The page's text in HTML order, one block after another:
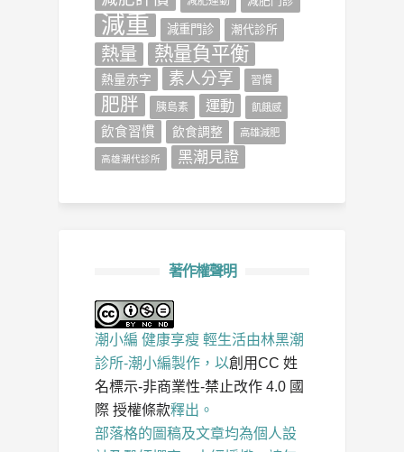
減重 減重門診 潮代診所
熱量 熱量負平衡
熱量赤字 素人分享 習慣
肥胖 胰島素 運動 飢餓感
飲食習慣 飲食調整 高雄減肥
高雄潮代診所 黑潮見證
著作權聲明
潮小編 健康享瘦 輕生活由林黑潮
診所-潮小編製作，以創用CC 姓
名標示-非商業性-禁止改作 4.0 國
際 授權條款釋出。
部落格的圖稿及文章均為個人設